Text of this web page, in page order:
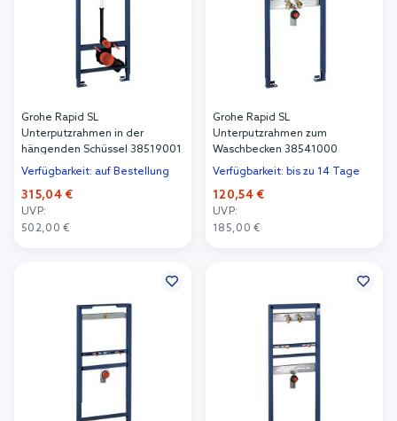
Grohe Rapid SL
Unterputzrahmen in der
hängenden Schüssel 38519001
Verfügbarkeit: auf Bestellung
315,04 €
UVP:
502,00 €
Grohe Rapid SL
Unterputzrahmen zum
Waschbecken 38541000
Verfügbarkeit: bis zu 14 Tage
120,54 €
UVP:
185,00 €